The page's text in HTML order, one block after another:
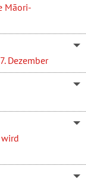
Māori-
Dezember